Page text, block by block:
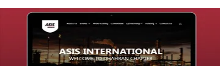
تصميم موقع شركة asis